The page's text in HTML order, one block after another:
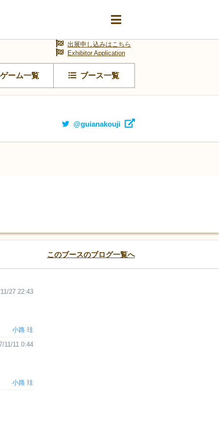
ゲーム一覧 ブース一覧
出展申し込みはこちら
Exhibitor Application
@guianakouji
このブースのブログ一覧へ
27 22:43
小路 珪
11/11 0:44
小路 珪